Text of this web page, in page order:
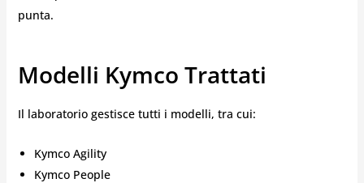
punta.
Modelli Kymco Trattati
Il laboratorio gestisce tutti i modelli, tra cui:
Kymco Agility
Kymco People